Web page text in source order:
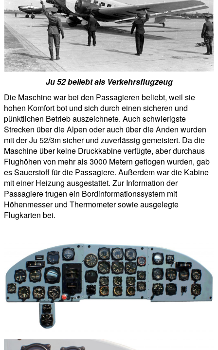
Ju 52 beliebt als Verkehrsflugzeug
Die Maschine war bei den Passagieren beliebt, weil sie
hohen Komfort bot und sich durch einen sicheren und
pünktlichen Betrieb auszeichnete. Auch schwierigste
Strecken über die Alpen oder auch über die Anden wurden
mit der Ju 52/3m sicher und zuverlässig gemeistert. Da die
Maschine über keine Druckkabine verfügte, aber durchaus
Flughöhen von mehr als 3000 Metern geflogen wurden, gab
es Sauerstoff für die Passagiere. Außerdem war die Kabine
mit einer Heizung ausgestattet. Zur Information der
Passagiere trugen ein Bordinformationssystem mit
Höhenmesser und Thermometer sowie ausgelegte
Flugkarten bei.